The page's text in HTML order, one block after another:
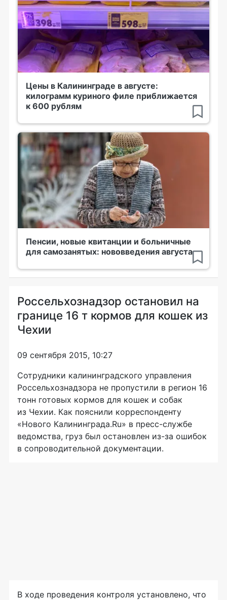
Цены в Калининграде в августе:
килограмм куриного филе приближается
к 600 рублям
Пенсии, новые квитанции и больничные
для самозанятых: нововведения августа
Россельхознадзор остановил на
границе 16 т кормов для кошек из
Чехии
09 сентября 2015, 10:27
Сотрудники калининградского управления
Россельхознадзора не пропустили в регион 16
тонн готовых кормов для кошек и собак
из Чехии. Как пояснили корреспонденту
«Нового Калининграда.Ru» в пресс-службе
ведомства, груз был остановлен из-за ошибок
в сопроводительной документации.
В ходе проведения контроля установлено, что